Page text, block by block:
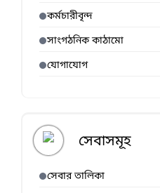
কর্মচারীবৃন্দ
সাংগঠনিক কাঠামো
যোগাযোগ
সেবাসমূহ
সেবার তালিকা